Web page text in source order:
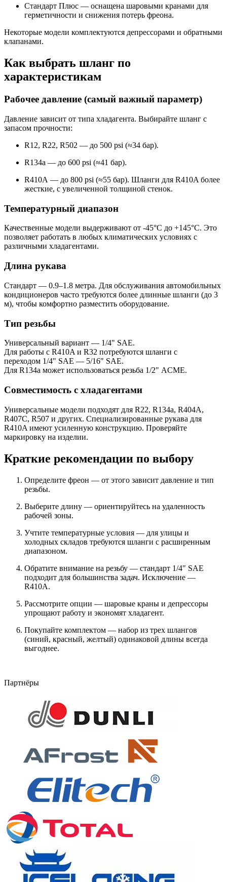
Стандарт Плюс — оснащена шаровыми кранами для
герметичности и снижения потерь фреона.
Некоторые модели комплектуются депрессорами и обратными
клапанами.
Как выбрать шланг по
характеристикам
Рабочее давление (самый важный параметр)
Давление зависит от типа хладагента. Выбирайте шланг с
запасом прочности:
R12, R22, R502 — до 500 psi (≈34 бар).
R134a — до 600 psi (≈41 бар).
R410A — до 800 psi (≈55 бар). Шланги для R410A более
жесткие, с увеличенной толщиной стенок.
Температурный диапазон
Качественные модели выдерживают от -45°C до +145°C. Это
позволяет работать в любых климатических условиях с
различными хладагентами.
Длина рукава
Стандарт — 0.9–1.8 метра. Для обслуживания автомобильных
кондиционеров часто требуются более длинные шланги (до 3
м), чтобы комфортно разместить оборудование.
Тип резьбы
Универсальный вариант — 1/4" SAE.
Для работы с R410A и R32 потребуются шланги с
переходом 1/4" SAE — 5/16" SAE.
Для R134a может использоваться резьба 1/2" ACME.
Совместимость с хладагентами
Универсальные модели подходят для R22, R134a, R404A,
R407C, R507 и других. Специализированные рукава для
R410A имеют усиленную конструкцию. Проверяйте
маркировку на изделии.
Краткие рекомендации по выбору
Определите фреон — от этого зависит давление и тип
резьбы.
Выберите длину — ориентируйтесь на удаленность
рабочей зоны.
Учтите температурные условия — для улицы и
холодных складов требуются шланги с расширенным
диапазоном.
Обратите внимание на резьбу — стандарт 1/4" SAE
подходит для большинства задач. Исключение —
R410A.
Рассмотрите опции — шаровые краны и депрессоры
упрощают работу и экономят хладагент.
Покупайте комплектом — набор из трех шлангов
(синий, красный, желтый) одинаковой длины всегда
выгоднее.
Партнёры